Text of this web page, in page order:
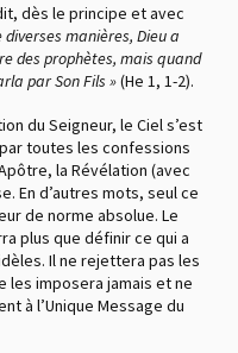
dès le principe et avec
manières, Dieu a
des prophètes, mais quand
par Son Fils »(He 1, 1-2).
du Seigneur, le Ciel s’est
toutes les confessions
la Révélation (avec
En d’autres mots, seul ce
de norme absolue. Le
plus que définir ce qui a
Il ne rejettera pas les
les imposera jamais et ne
à l’Unique Message du